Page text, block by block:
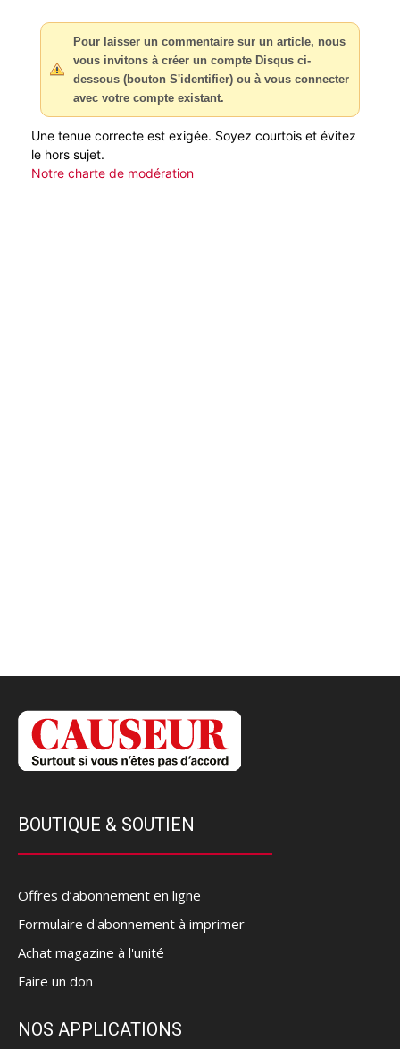
Pour laisser un commentaire sur un article, nous
vous invitons à créer un compte Disqus ci-
dessous (bouton S'identifier) ou à vous connecter
avec votre compte existant.
Une tenue correcte est exigée. Soyez courtois et évitez
le hors sujet.
Notre charte de modération
BOUTIQUE & SOUTIEN
Offres d’abonnement en ligne
Formulaire d'abonnement à imprimer
Achat magazine à l'unité
Faire un don
NOS APPLICATIONS